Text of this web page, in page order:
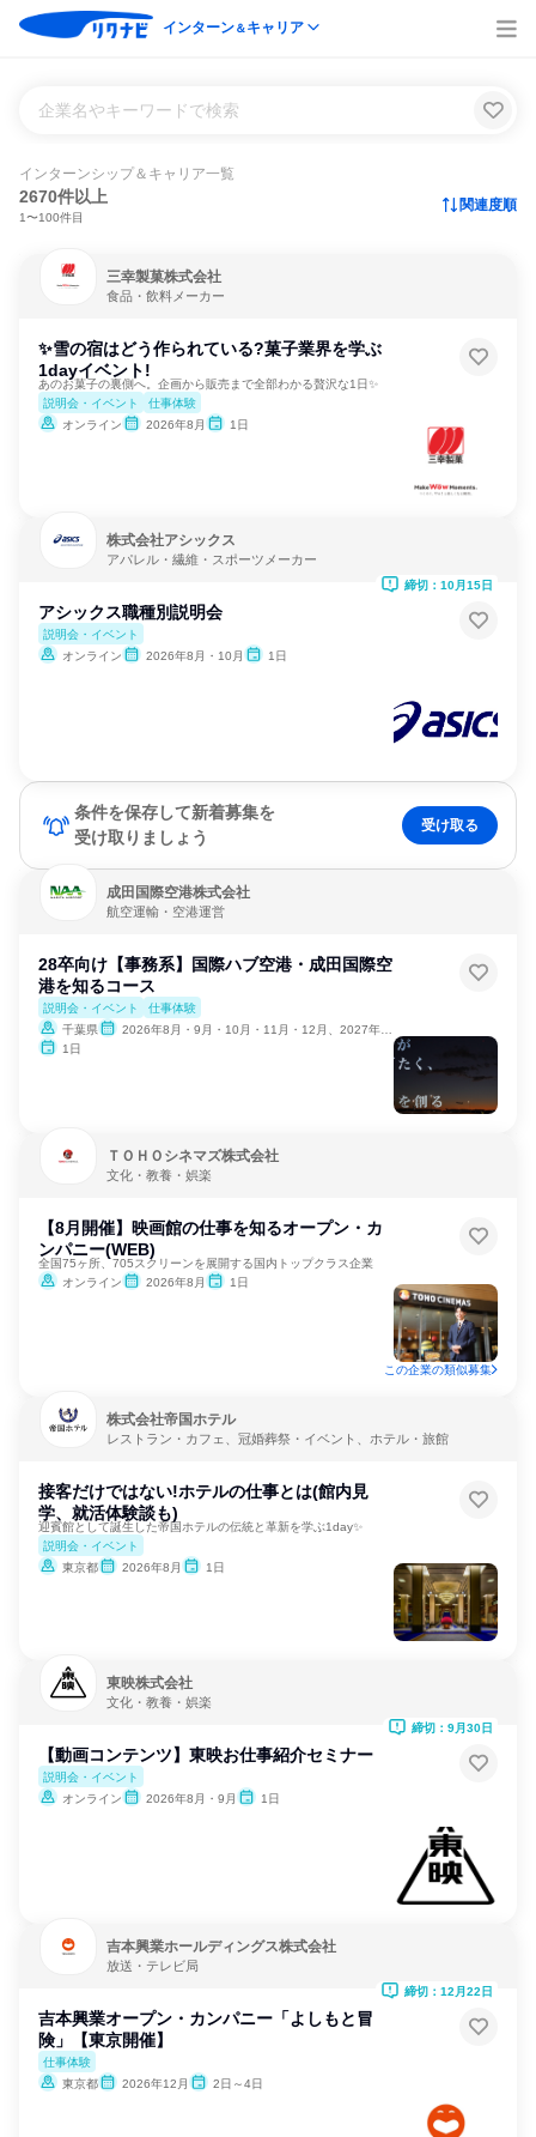
インターン＆キャリア
企業名やキーワードで検索
インターンシップ＆キャリア一覧
2670件以上
1〜100件目
関連度順
三幸製菓株式会社
食品・飲料メーカー
✨雪の宿はどう作られている?菓子業界を学ぶ
1dayイベント!
あのお菓子の裏側へ。企画から販売まで全部わかる贅沢な1日✨
説明会・イベント
仕事体験
オンライン
2026年8月 1日
株式会社アシックス
アパレル・繊維・スポーツメーカー
アシックス職種別説明会
説明会・イベント
オンライン
2026年8月・10月 1日
締切：10月15日
条件を保存して新着募集を
受け取りましょう
受け取る
成田国際空港株式会社
航空運輸・空港運営
28卒向け【事務系】国際ハブ空港・成田国際空
港を知るコース
説明会・イベント
仕事体験
千葉県
2026年8月・9月・10月・11月・12月、2027年1月
1日
ＴＯＨＯシネマズ株式会社
文化・教養・娯楽
【8月開催】映画館の仕事を知るオープン・カ
ンパニー(WEB)
全国75ヶ所、705スクリーンを展開する国内トップクラス企業
オンライン
2026年8月 1日
この企業の類似募集
株式会社帝国ホテル
レストラン・カフェ、冠婚葬祭・イベント、ホテル・旅館
接客だけではない!ホテルの仕事とは(館内見
学、就活体験談も)
迎賓館として誕生した帝国ホテルの伝統と革新を学ぶ1day✨
説明会・イベント
東京都
2026年8月 1日
東映株式会社
文化・教養・娯楽
【動画コンテンツ】東映お仕事紹介セミナー
説明会・イベント
オンライン
2026年8月・9月 1日
締切：9月30日
吉本興業ホールディングス株式会社
放送・テレビ局
吉本興業オープン・カンパニー「よしもと冒
険」【東京開催】
仕事体験
東京都
2026年12月 2日～4日
締切：12月22日